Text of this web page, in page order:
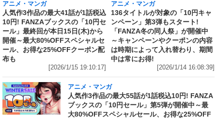
アニメ・マンガ
人気作3作品の最大41話が1話税込
10円! FANZAブックスの「10円セ
ール」最終回が本日15日(木)から
開催～最大80%OFFスペシャルセ
ール、お得な25%OFFクーポン配
布も
[2026/1/15 19:10:17]
アニメ・マンガ
136タイトルが対象の「10円キャ
ンペーン」第3弾もスタート!
「FANZA冬の同人祭」が開催中
～キャンペーンやクーポンの内容
は時期によって入れ替わり、期間
中は常にお得!
[2026/1/14 16:08:39]
アニメ・マンガ
人気作3作品の最大55話が1話税込10円! FANZA
ブックスの「10円セール」第5弾が開催中～最
大80%OFFスペシャルセール、お得な25%OFF